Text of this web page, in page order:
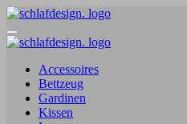
Zum
springen
Accessoires
Bettzeug
Gardinen
Kissen